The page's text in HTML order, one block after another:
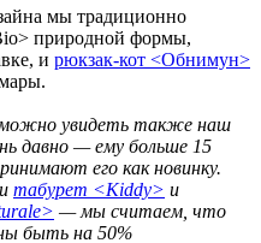
мы традиционно
природной формы,
и рюкзак-кот <Обнимун>
можно увидеть также наш
давно — ему больше 15
его как новинку.
табурет <Kiddy> и
— мы считаем, что
быть на 50%